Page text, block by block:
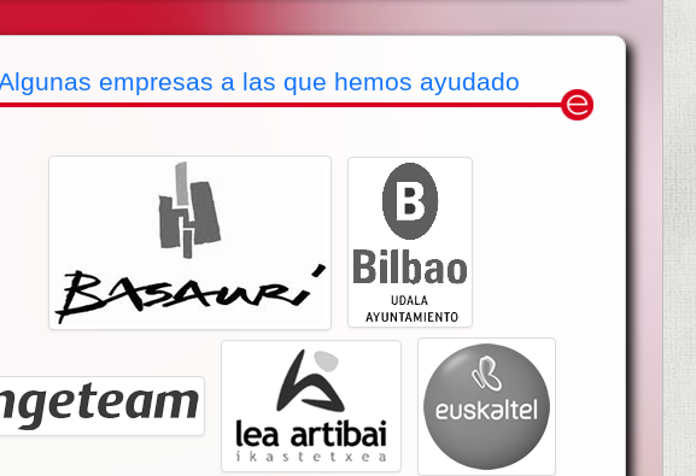
empresas a las que hemos ayudado